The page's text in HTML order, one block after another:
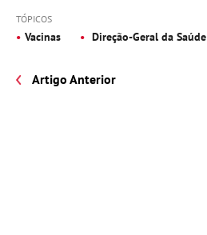
TÓPICOS
Vacinas Direção-Geral da Saúde
Artigo Anterior